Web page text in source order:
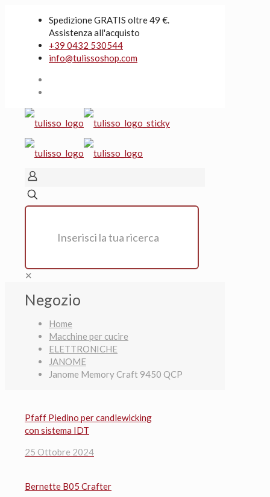
Spedizione GRATIS oltre 49 €.
Assistenza all'acquisto
+39 0432 530544
info@tulissoshop.com
✕
Negozio
Home
Macchine per cucire
ELETTRONICHE
JANOME
Janome Memory Craft 9450 QCP
Pfaff Piedino per candlewicking
con sistema IDT
25 Ottobre 2024
Bernette B05 Crafter